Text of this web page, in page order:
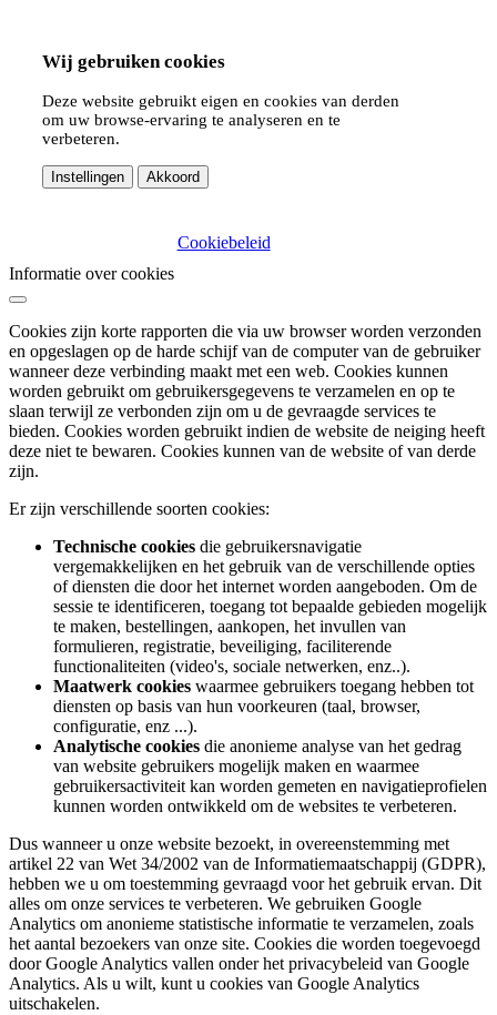
Wij gebruiken cookies
Deze website gebruikt eigen en cookies van derden
om uw browse-ervaring te analyseren en te
verbeteren.
Instellingen Akkoord
Cookiebeleid
Informatie over cookies
Cookies zijn korte rapporten die via uw browser worden verzonden
en opgeslagen op de harde schijf van de computer van de gebruiker
wanneer deze verbinding maakt met een web. Cookies kunnen
worden gebruikt om gebruikersgegevens te verzamelen en op te
slaan terwijl ze verbonden zijn om u de gevraagde services te
bieden. Cookies worden gebruikt indien de website de neiging heeft
deze niet te bewaren. Cookies kunnen van de website of van derde
zijn.
Er zijn verschillende soorten cookies:
Technische cookies die gebruikersnavigatie
vergemakkelijken en het gebruik van de verschillende opties
of diensten die door het internet worden aangeboden. Om de
sessie te identificeren, toegang tot bepaalde gebieden mogelijk
te maken, bestellingen, aankopen, het invullen van
formulieren, registratie, beveiliging, faciliterende
functionaliteiten (video's, sociale netwerken, enz..).
Maatwerk cookies waarmee gebruikers toegang hebben tot
diensten op basis van hun voorkeuren (taal, browser,
configuratie, enz ...).
Analytische cookies die anonieme analyse van het gedrag
van website gebruikers mogelijk maken en waarmee
gebruikersactiviteit kan worden gemeten en navigatieprofielen
kunnen worden ontwikkeld om de websites te verbeteren.
Dus wanneer u onze website bezoekt, in overeenstemming met
artikel 22 van Wet 34/2002 van de Informatiemaatschappij (GDPR),
hebben we u om toestemming gevraagd voor het gebruik ervan. Dit
alles om onze services te verbeteren. We gebruiken Google
Analytics om anonieme statistische informatie te verzamelen, zoals
het aantal bezoekers van onze site. Cookies die worden toegevoegd
door Google Analytics vallen onder het privacybeleid van Google
Analytics. Als u wilt, kunt u cookies van Google Analytics
uitschakelen.